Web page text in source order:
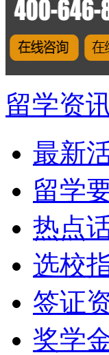
留学资
最新
留学
热点
选校
签证
奖学